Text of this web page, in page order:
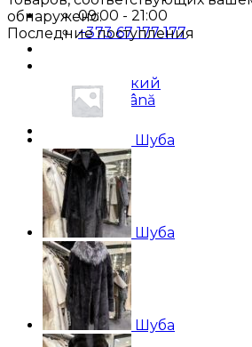
09:00 - 21:00
+373 67 177 177
Русский
Română
обнаружено.
Последние поступления
Шуба
Шуба
Шуба